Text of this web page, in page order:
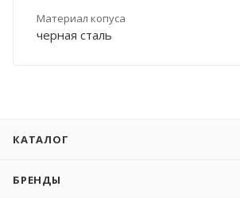
Материал копуса
черная сталь
КАТАЛОГ
БРЕНДЫ